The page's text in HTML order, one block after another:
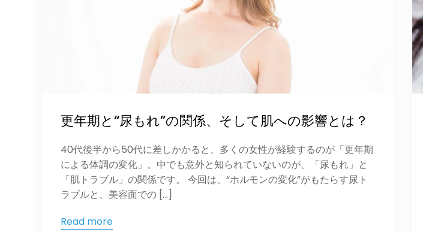
更年期と“尿もれ”の関係、そして肌への影響とは？
40代後半から50代に差しかかると、多くの女性が経験するのが「更年期
による体調の変化」。中でも意外と知られていないのが、「尿もれ」と
「肌トラブル」の関係です。 今回は、“ホルモンの変化”がもたらす尿ト
ラブルと、美容面での […]
Read more